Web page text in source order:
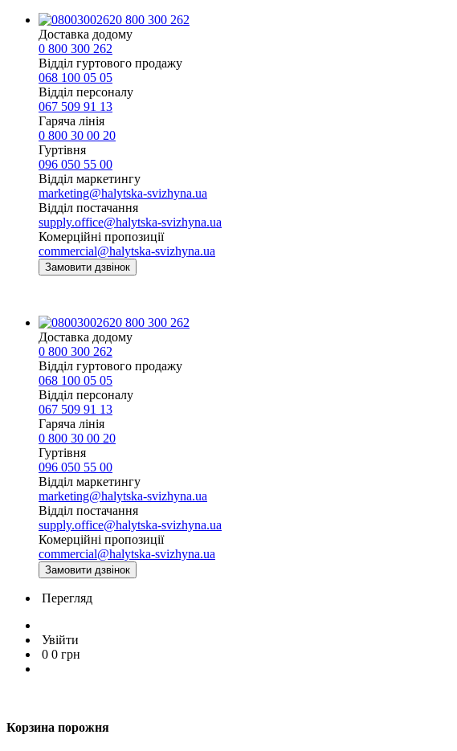
0 800 300 262
Доставка додому
0 800 300 262
Відділ гуртового продажу
068 100 05 05​
Відділ персоналу
067 509 91 13
Гаряча лінія
0 800 30 00 20
Гуртівня
096 050 55 00
Відділ маркетингу
marketing@halytska-svizhyna.ua
Відділ постачання
supply.office@halytska-svizhyna.ua
Комерційні пропозиції
commercial@halytska-svizhyna.ua
Замовити дзвінок
0 800 300 262
Доставка додому
0 800 300 262
Відділ гуртового продажу
068 100 05 05​
Відділ персоналу
067 509 91 13
Гаряча лінія
0 800 30 00 20
Гуртівня
096 050 55 00
Відділ маркетингу
marketing@halytska-svizhyna.ua
Відділ постачання
supply.office@halytska-svizhyna.ua
Комерційні пропозиції
commercial@halytska-svizhyna.ua
Замовити дзвінок
Перегляд
Увійти
0 0 грн
Корзина порожня